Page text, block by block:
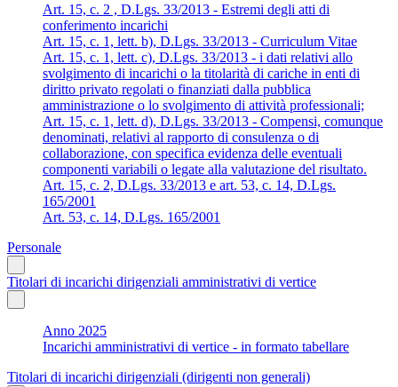
Art. 15, c. 2 , D.Lgs. 33/2013 - Estremi degli atti di
conferimento incarichi
Art. 15, c. 1, lett. b), D.Lgs. 33/2013 - Curriculum Vitae
Art. 15, c. 1, lett. c), D.Lgs. 33/2013 - i dati relativi allo
svolgimento di incarichi o la titolarità di cariche in enti di
diritto privato regolati o finanziati dalla pubblica
amministrazione o lo svolgimento di attività professionali;
Art. 15, c. 1, lett. d), D.Lgs. 33/2013 - Compensi, comunque
denominati, relativi al rapporto di consulenza o di
collaborazione, con specifica evidenza delle eventuali
componenti variabili o legate alla valutazione del risultato.
Art. 15, c. 2, D.Lgs. 33/2013 e art. 53, c. 14, D.Lgs.
165/2001
Art. 53, c. 14, D.Lgs. 165/2001
Personale
Titolari di incarichi dirigenziali amministrativi di vertice
Anno 2025
Incarichi amministrativi di vertice - in formato tabellare
Titolari di incarichi dirigenziali (dirigenti non generali)